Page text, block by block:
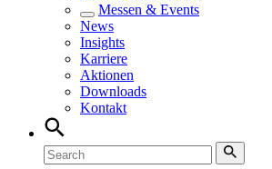
Messen & Events
News
Insights
Karriere
Aktionen
Downloads
Kontakt